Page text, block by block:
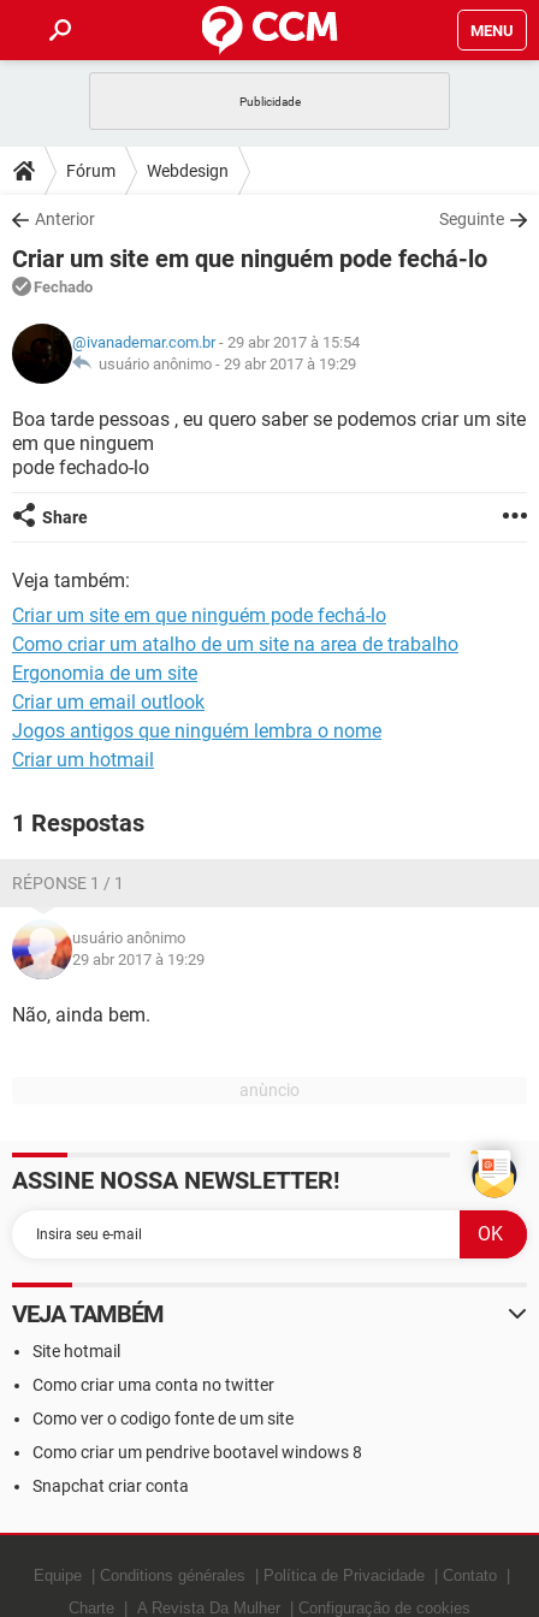
MENU
CELULAR
OUTLOOK
INSTAGRAM GMAIL
GUIA DE COMPRAS
DICAS
JOGOS
OUTLOOK
INSTAGRAM
GUIA DE COMPRAS
DOWNLOADS
JOGOS WHATSAPP
CELULAR
OUTLOOK EXCEL
INSTAGRAM
GUIA DE COMPRAS
FÓRUM
JOGOS
CELULAR FACEBOOK
INSTAGRAM
GLOSSÁRIO
JOGOS
CELULAR FACEBOOK
OUTLOOK
INSTAGRAM
Fórum Webdesign
Anterior Seguinte
Criar um site em que ninguém pode fechá-lo
Fechado
@ivanademar.com.br- 29 abr 2017 à 15:54
usuário anônimo - 29 abr 2017 à 19:29
Boa tarde pessoas , eu quero saber se podemos criar um site
em que ninguem
pode fechado-lo
Share
Veja também:
Criar um site em que ninguém pode fechá-lo
Como criar um atalho de um site na area de trabalho
Ergonomia de um site
Criar um email outlook
Jogos antigos que ninguém lembra o nome
Criar um hotmail
1 Respostas
RÉPONSE 1 / 1
usuário anônimo
29 abr 2017 à 19:29
Não, ainda bem.
ASSINE NOSSA NEWSLETTER!
VEJA TAMBÉM
Site hotmail
Como criar uma conta no twitter
Como ver o codigo fonte de um site
Como criar um pendrive bootavel windows 8
Snapchat criar conta
Equipe Conditions générales Política de Privacidade
Contato
Charte
A Revista Da Mulher Configuração de cookies